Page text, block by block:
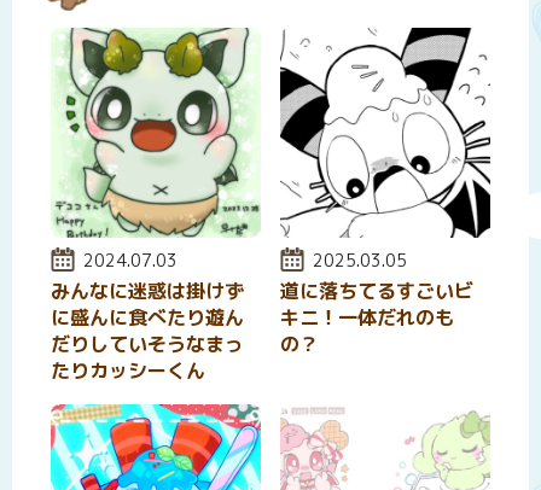
投稿日:
2024.07.03
みんなに迷惑は掛けず
に盛んに食べたり遊ん
だりしていそうなまっ
たりカッシーくん
投稿日:
2025.03.05
道に落ちてるすごいビ
キニ！一体だれのも
の？